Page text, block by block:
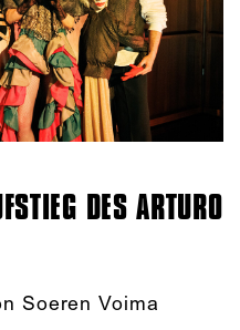
DES ARTURO
Soeren Voima